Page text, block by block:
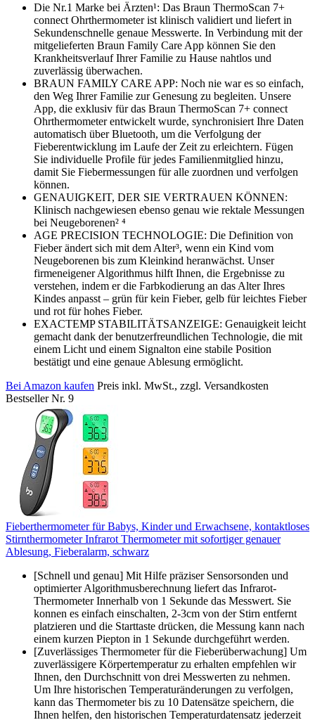
Die Nr.1 Marke bei Ärzten¹: Das Braun ThermoScan 7+
connect Ohrthermometer ist klinisch validiert und liefert in
Sekundenschnelle genaue Messwerte. In Verbindung mit der
mitgelieferten Braun Family Care App können Sie den
Krankheitsverlauf Ihrer Familie zu Hause nahtlos und
zuverlässig überwachen.
BRAUN FAMILY CARE APP: Noch nie war es so einfach,
den Weg Ihrer Familie zur Genesung zu begleiten. Unsere
App, die exklusiv für das Braun ThermoScan 7+ connect
Ohrthermometer entwickelt wurde, synchronisiert Ihre Daten
automatisch über Bluetooth, um die Verfolgung der
Fieberentwicklung im Laufe der Zeit zu erleichtern. Fügen
Sie individuelle Profile für jedes Familienmitglied hinzu,
damit Sie Fiebermessungen für alle zuordnen und verfolgen
können.
GENAUIGKEIT, DER SIE VERTRAUEN KÖNNEN:
Klinisch nachgewiesen ebenso genau wie rektale Messungen
bei Neugeborenen² ⁴
AGE PRECISION TECHNOLOGIE: Die Definition von
Fieber ändert sich mit dem Alter³, wenn ein Kind vom
Neugeborenen bis zum Kleinkind heranwächst. Unser
firmeneigener Algorithmus hilft Ihnen, die Ergebnisse zu
verstehen, indem er die Farbkodierung an das Alter Ihres
Kindes anpasst – grün für kein Fieber, gelb für leichtes Fieber
und rot für hohes Fieber.
EXACTEMP STABILITÄTSANZEIGE: Genauigkeit leicht
gemacht dank der benutzerfreundlichen Technologie, die mit
einem Licht und einem Signalton eine stabile Position
bestätigt und eine genaue Ablesung ermöglicht.
Bei Amazon kaufen Preis inkl. MwSt., zzgl. Versandkosten
Bestseller Nr. 9
Fieberthermometer für Babys, Kinder und Erwachsene, kontaktloses
Stirnthermometer Infrarot Thermometer mit sofortiger genauer
Ablesung, Fieberalarm, schwarz
[Schnell und genau] Mit Hilfe präziser Sensorsonden und
optimierter Algorithmusberechnung liefert das Infrarot-
Thermometer Innerhalb von 1 Sekunde das Messwert. Sie
konnen es einfach einschalten, 2-3cm von der Stirn entfernt
platzieren und die Starttaste drücken, die Messung kann nach
einem kurzen Piepton in 1 Sekunde durchgeführt werden.
[Zuverlässiges Thermometer für die Fieberüberwachung] Um
zuverlässigere Körpertemperatur zu erhalten empfehlen wir
Ihnen, den Durchschnitt von drei Messwerten zu nehmen.
Um Ihre historischen Temperaturänderungen zu verfolgen,
kann das Thermometer bis zu 10 Datensätze speichern, die
Ihnen helfen, den historischen Temperaturdatensatz jederzeit